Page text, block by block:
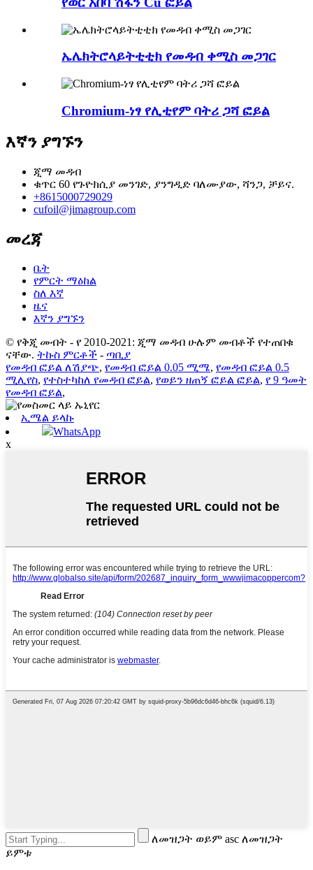
ኤሌክትሮላይትቲቲክ የመዳብ ቀሚስ መጋገር
Chromium-ነፃ የሊቲየም ባትሪ ጋሻ ፎይል
እኛን ያግኙን
ጂማ መዳብ
ቁጥር 60 የጉዮክሲያ መንገድ, ያንግዲድ ባለሙያው, ሻንጋ, ቻይና.
+8615000729029
cufoil@jimagroup.com
መረጃ
ቤት
የምርት ማዕከል
ስለ እኛ
ዜና
እኛን ያግኙን
© የቅጂ መብት - የ 2010-2021: ጂማ መዳብ ሁሉም መብቶች የተጠበቁ
ናቸው. ትኩስ ምርቶች - ጣቢያ
የመዳብ ፎይል ለሽያጭ, የመዳብ ፎይል 0.05 ሚሜ, የመዳብ ፎይል 0.5
ሚሊየስ, የተስተካከለ የመዳብ ፎይል, የወይን ዘጠኝ ፎይል ፎይል, የ 9 ዓመት
የመዳብ ፎይል,
ኢሜል ይላኩ
WhatsApp
x
ለመዝጋት ወይም asc ለመዝጋት
ይምቱ